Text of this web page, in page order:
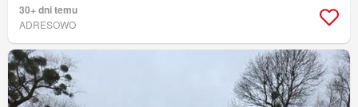
30+ dni temu
ADRESOWO